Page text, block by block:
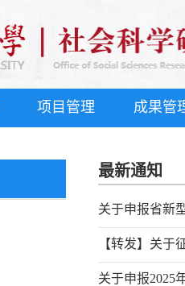
项目管理 成果管
最新通知
关于申报省新
【转发】关于
关于申报2025